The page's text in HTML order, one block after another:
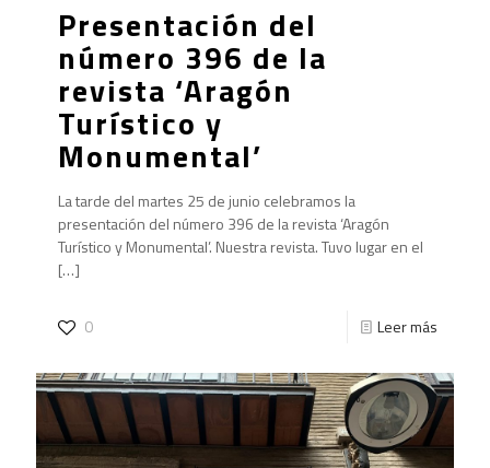
Presentación del
número 396 de la
revista ‘Aragón
Turístico y
Monumental’
La tarde del martes 25 de junio celebramos la
presentación del número 396 de la revista ‘Aragón
Turístico y Monumental’. Nuestra revista. Tuvo lugar en el
[…]
0 Leer más